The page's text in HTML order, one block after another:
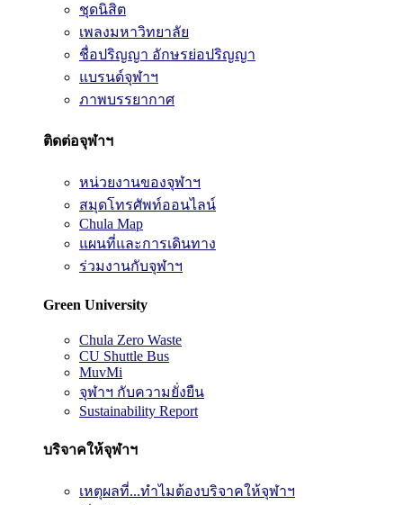
ชุดนิสิต
เพลงมหาวิทยาลัย
ชื่อปริญญา อักษรย่อปริญญา
แบรนด์จุฬาฯ
ภาพบรรยากาศ
ติดต่อจุฬาฯ
หน่วยงานของจุฬาฯ
สมุดโทรศัพท์ออนไลน์
Chula Map
แผนที่และการเดินทาง
ร่วมงานกับจุฬาฯ
Green University
Chula Zero Waste
CU Shuttle Bus
MuvMi
จุฬาฯ กับความยั่งยืน
Sustainability Report
บริจาคให้จุฬาฯ
เหตุผลที่...ทำไมต้องบริจาคให้จุฬาฯ